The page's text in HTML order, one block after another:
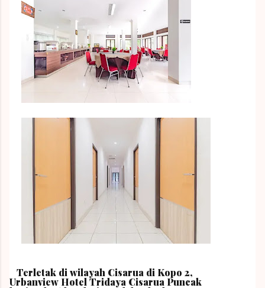
Terletak di wilayah Cisarua di Kopo 2,
Urbanview Hotel Tridaya Cisarua Puncak